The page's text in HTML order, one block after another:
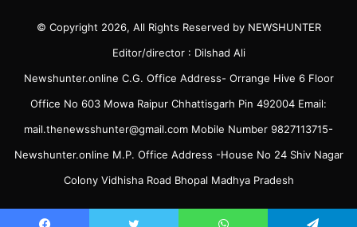
© Copyright 2026, All Rights Reserved by NEWSHUNTER
Editor/director : Dilshad Ali
Newshunter.online C.G. Office Address- Orrange Hive 6 Floor
Office No 603 Mowa Raipur Chhattisgarh Pin 492004 Email:
mail.thenewsshunter@gmail.com Mobile Number 9827113715-
Newshunter.online M.P. Office Address -House No 24 Shiv Nagar
Colony Vidhisha Road Bhopal Madhya Pradesh